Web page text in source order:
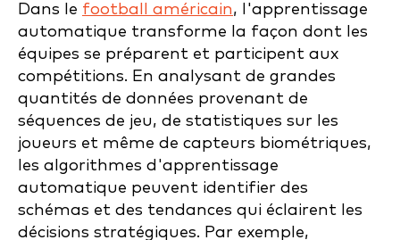
Dans le football américain, l'apprentissage
automatique transforme la façon dont les
équipes se préparent et participent aux
compétitions. En analysant de grandes
quantités de données provenant de
séquences de jeu, de statistiques sur les
joueurs et même de capteurs biométriques,
les algorithmes d'apprentissage
automatique peuvent identifier des
schémas et des tendances qui éclairent les
décisions stratégiques. Par exemple,